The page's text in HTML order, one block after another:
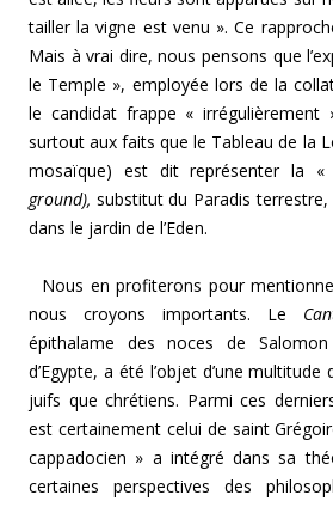
tailler la vigne est venu ». Ce
Mais à vrai dire, nous pensons que
le Temple », employée lors de la
le candidat frappe «
surtout aux faits que le Tableau de la
mosaïque) est dit représenter la
ground), substitut du Paradis terrestre,
dans le jardin de l’Eden.
Nous en profiterons pour
nous croyons importants. Le
épithalame des noces de
d’Egypte, a été l’objet d’une
juifs que chrétiens. Parmi ces
est certainement celui de saint
cappadocien » a intégré dans sa
certaines perspectives des